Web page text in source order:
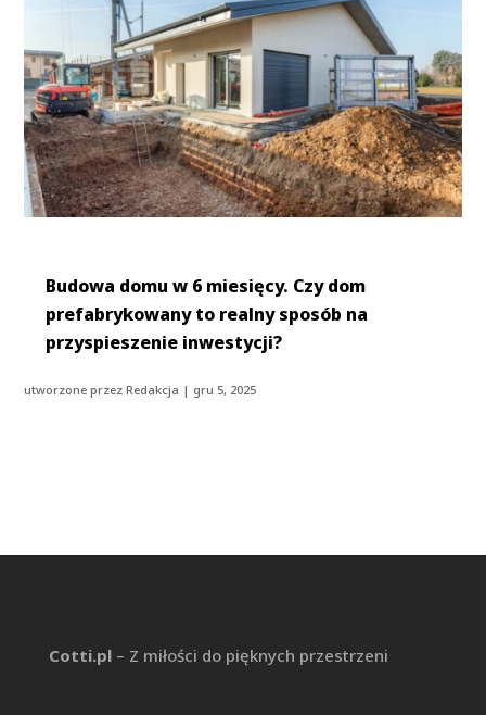
Budowa domu w 6 miesięcy. Czy dom
prefabrykowany to realny sposób na
przyspieszenie inwestycji?
utworzone przezRedakcja | gru 5, 2025
Cotti.pl– Z miłości do pięknych przestrzeni